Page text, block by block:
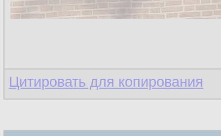
Цитировать для копирования